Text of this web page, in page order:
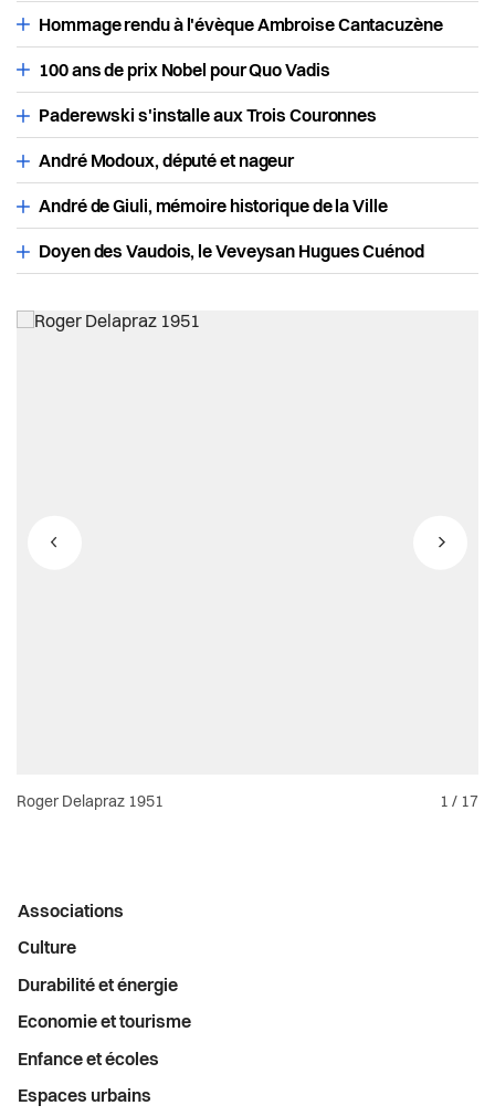
Economie et tourisme
Enfance et écoles
Espaces urbains
Histoire
Vevey d'autrefois
Intégration
Jeunesse
Travail
Seniors
Actualités
Pilier public
Règlements
Hommage rendu à l'évèque Ambroise Cantacuzène
100 ans de prix Nobel pour Quo Vadis
Paderewski s'installe aux Trois Couronnes
André Modoux, député et nageur
André de Giuli, mémoire historique de la Ville
Doyen des Vaudois, le Veveysan Hugues Cuénod
Roger Delapraz 1951 1 / 17
Menu
latéral
Associations
Culture
Durabilité et énergie
Economie et tourisme
Enfance et écoles
Espaces urbains